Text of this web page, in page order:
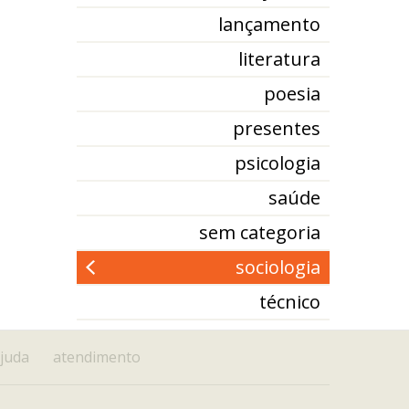
lançamento
literatura
poesia
presentes
psicologia
saúde
sem categoria
sociologia
técnico
atendimento